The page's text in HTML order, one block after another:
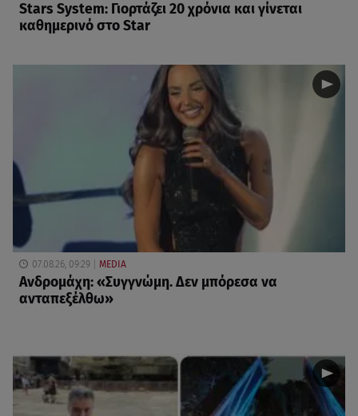
Stars System: Γιορτάζει 20 χρόνια και γίνεται
καθημερινό στο Star
07.08.26, 09:29 MEDIA
Ανδρομάχη: «Συγγνώμη. Δεν μπόρεσα να
ανταπεξέλθω»